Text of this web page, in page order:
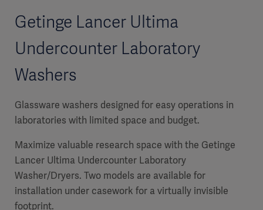
Getinge Lancer Ultima
Undercounter Laboratory
Washers
Glassware washers designed for easy operations in
laboratories with limited space and budget.
Maximize valuable research space with the Getinge
Lancer Ultima Undercounter Laboratory
Washer/Dryers. Two models are available for
installation under casework for a virtually invisible
footprint.